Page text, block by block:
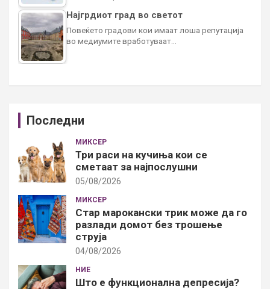
Најгрдиот град во светот
Повеќето градови кои имаат лоша репутација
во медиумите вработуваат…
Последни
МИКСЕР
Три раси на кучиња кои се
сметаат за најпослушни
05/08/2026
МИКСЕР
Стар марокански трик може да го
разлади домот без трошење
струја
04/08/2026
НИЕ
Што е функционална депресија?